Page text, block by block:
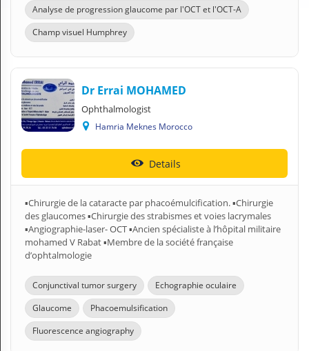
Analyse de progression glaucome par l'OCT et l'OCT-A
Champ visuel Humphrey
Dr Errai MOHAMED
Ophthalmologist
Hamria Meknes Morocco
Details
▪︎Chirurgie de la cataracte par phacoémulcification. ▪︎Chirurgie
des glaucomes ▪︎Chirurgie des strabismes et voies lacrymales
▪︎Angiographie-laser- OCT ▪︎Ancien spécialiste à l’hôpital militaire
mohamed V Rabat ▪︎Membre de la société française
d’ophtalmologie
Conjunctival tumor surgery
Echographie oculaire
Glaucome
Phacoemulsification
Fluorescence angiography